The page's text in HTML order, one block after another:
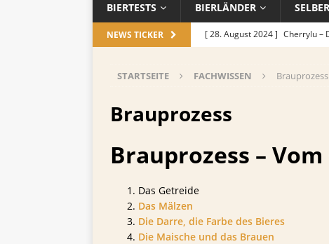
BIERTESTS BIERLÄNDER
NEWS TICKER [ 28. August 2024 ] Cherrylu –
[ 14. November 2023 ] Kochen
und Jahreszeiten
[ 29. Mai 2025 ] Blondes aus
STARTSEITE FACHWISSEN Brauprozess
Brauprozess
Brauprozess –
Das Getreide
Das Mälzen
Die Darre, die Farbe des Bieres
Die Maische und das Brauen